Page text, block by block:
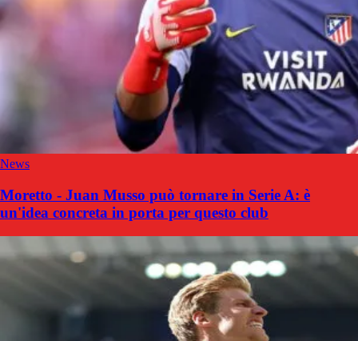
News
Moretto - Juan Musso può tornare in Serie A: è
un'idea concreta in porta per questo club